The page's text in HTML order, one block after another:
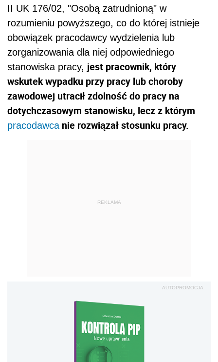
II UK 176/02, "Osobą zatrudnioną" w
rozumieniu powyższego, co do której istnieje
obowiązek pracodawcy wydzielenia lub
zorganizowania dla niej odpowiedniego
stanowiska pracy, jest pracownik, który
wskutek wypadku przy pracy lub choroby
zawodowej utracił zdolność do pracy na
dotychczasowym stanowisku, lecz z którym
pracodawcanie rozwiązał stosunku pracy.
REKLAMA
AUTOPROMOCJA